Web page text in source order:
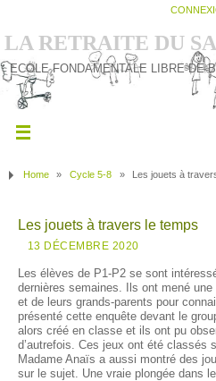
LA RETRAITE DU
ECOLE FONDAMENTALE LIBRE DE
Home » Cycle 5-8 » Les jouets à
Les jouets à travers le temps
13 DÉCEMBRE 2020
Les élèves de P1-P2 se sont
dernières semaines. Ils ont mené
et de leurs grands-parents pour
présenté cette enquête devant le
alors créé en classe et ils ont pu
d’autrefois. Ces jeux ont été classés
Madame Anaïs a aussi montré des
sur le sujet. Une vraie plongée dans